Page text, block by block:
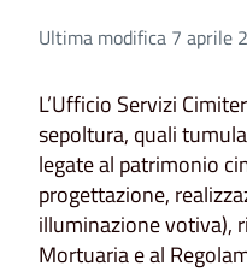
Ultima modifica 7 aprile
L’Ufficio Servizi
sepoltura, quali
legate al patrimonio
progettazione,
illuminazione votiva),
Mortuaria e al